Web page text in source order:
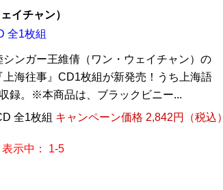
イチャン）
全1枚組
ンガー王維倩（ワン・ウェイチャン）の
上海往事』CD1枚組が新発売！うち上海語
録。※本商品は、ブラックビニー...
全1枚組 キャンペーン価格 2,842円（税込）
表示中： 1-5